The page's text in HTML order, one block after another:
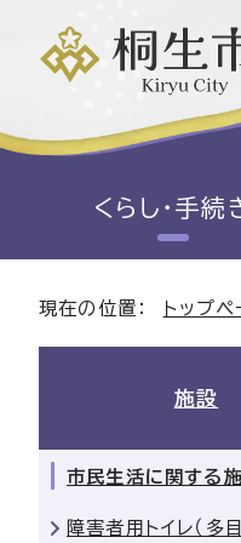
くらし・手続
現在の位置： トップペ
施設
市民生活に関する
障害者用トイレ（多